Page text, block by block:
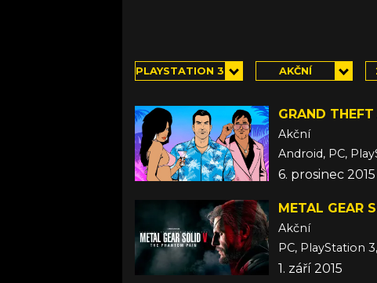
PLAYSTATION 3 AKČNÍ
GRAND
Akční
Android, PC,
6. prosinec
METAL GEAR
Akční
PC, PlayStation
1. září 2015